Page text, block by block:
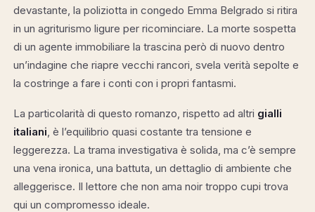
devastante, la poliziotta in congedo Emma Belgrado si ritira
in un agriturismo ligure per ricominciare. La morte sospetta
di un agente immobiliare la trascina però di nuovo dentro
un’indagine che riapre vecchi rancori, svela verità sepolte e
la costringe a fare i conti con i propri fantasmi.
La particolarità di questo romanzo, rispetto ad altri gialli
italiani , è l’equilibrio quasi costante tra tensione e
leggerezza. La trama investigativa è solida, ma c’è sempre
una vena ironica, una battuta, un dettaglio di ambiente che
alleggerisce. Il lettore che non ama noir troppo cupi trova
qui un compromesso ideale.